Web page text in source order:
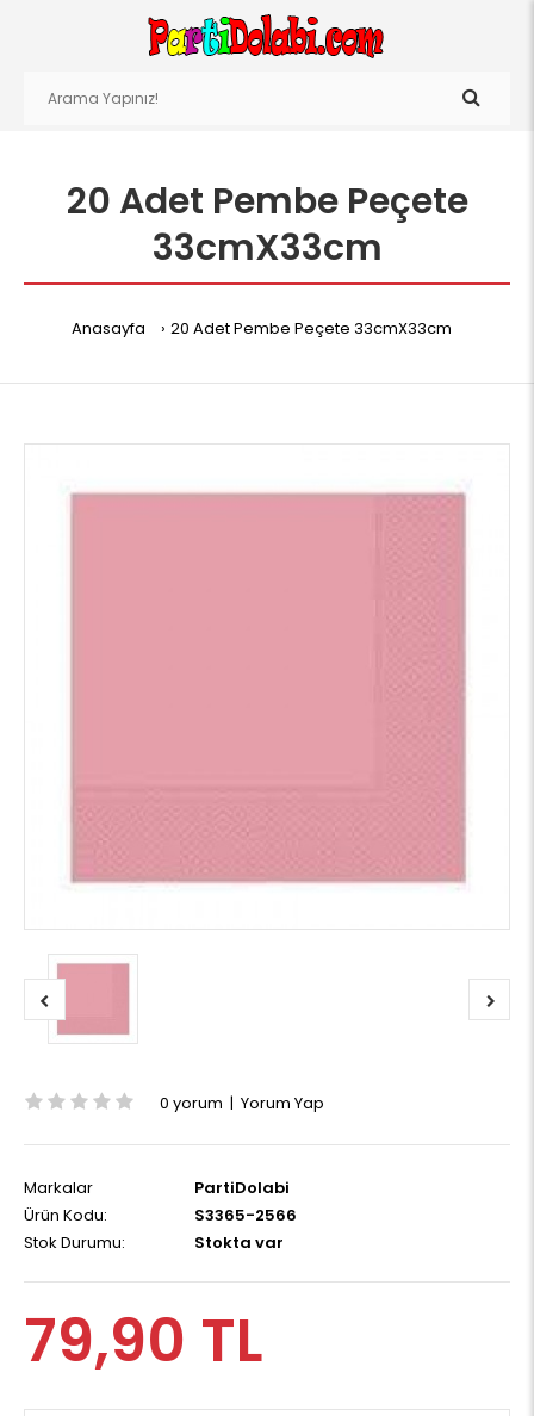
20 Adet Pembe Peçete
33cmX33cm
Anasayfa 20 Adet Pembe Peçete 33cmX33cm
0 yorum | Yorum Yap
Markalar
PartiDolabi
Ürün Kodu:
S3365-2566
Stok Durumu:
Stokta var
79,90 TL